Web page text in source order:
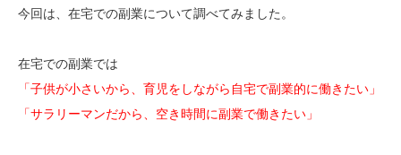
今回は、在宅での副業について調べてみました。
在宅での副業では
「子供が小さいから、育児をしながら自宅で副業的に働きたい」
「サラリーマンだから、空き時間に副業で働きたい」